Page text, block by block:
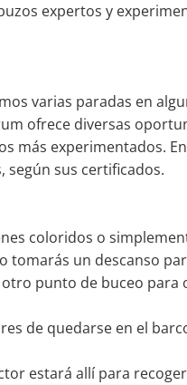
expertos y
varias paradas en
ofrece diversas
más experimentados.
según sus certificados.
coloridos o
tomarás un descanso
punto de buceo para
de quedarse en el
estará allí para